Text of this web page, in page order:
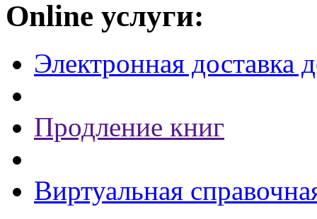
Online услуги:
Электронная доставка
Продление книг
Виртуальная